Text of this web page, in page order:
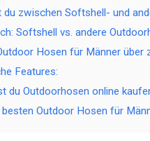
du zwischen Softshell- und
Softshell vs. andere
Hosen für Männer über
Features:
du Outdoorhosen online
besten Outdoor Hosen für